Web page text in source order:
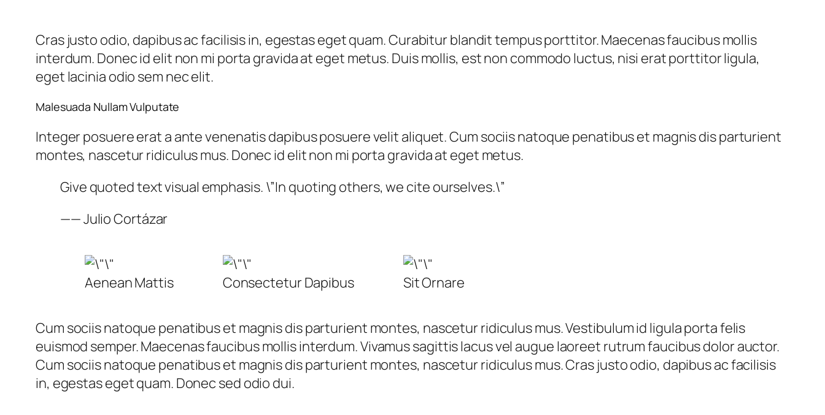
Cras justo odio, dapibus ac facilisis in, egestas eget quam. Curabitur blandit tempus porttitor. Maecenas faucibus mollis
interdum. Donec id elit non mi porta gravida at eget metus. Duis mollis, est non commodo luctus, nisi erat porttitor ligula,
eget lacinia odio sem nec elit.
Malesuada Nullam Vulputate
Integer posuere erat a ante venenatis dapibus posuere velit aliquet. Cum sociis natoque penatibus et magnis dis parturient
montes, nascetur ridiculus mus. Donec id elit non mi porta gravida at eget metus.
Give quoted text visual emphasis. \”In quoting others, we cite ourselves.\”
—— Julio Cortázar
Aenean Mattis Consectetur Dapibus Sit Ornare
Cum sociis natoque penatibus et magnis dis parturient montes, nascetur ridiculus mus. Vestibulum id ligula porta felis
euismod semper. Maecenas faucibus mollis interdum. Vivamus sagittis lacus vel augue laoreet rutrum faucibus dolor auctor.
Cum sociis natoque penatibus et magnis dis parturient montes, nascetur ridiculus mus. Cras justo odio, dapibus ac facilisis
in, egestas eget quam. Donec sed odio dui.